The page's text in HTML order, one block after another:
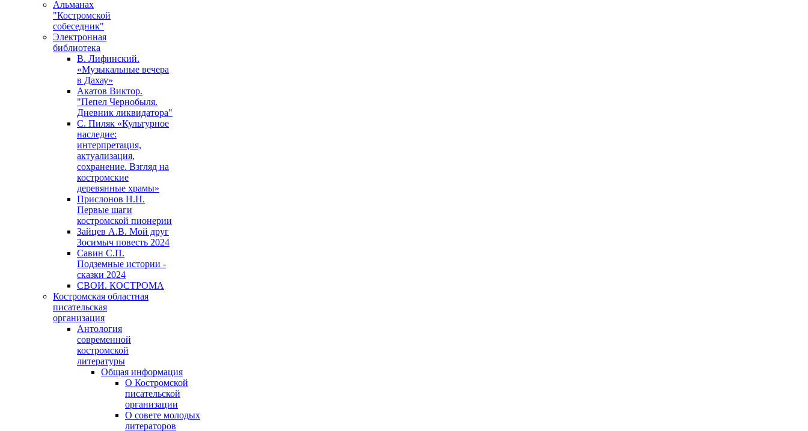
Альманах
"Костромской
собеседник"
Электронная
библиотека
В. Лифинский.
«Музыкальные вечера
в Дахау»
Акатов Виктор.
"Пепел Чернобыля.
Дневник ликвидатора"
С. Пиляк «Культурное
наследие:
интерпретация,
актуализация,
сохранение. Взгляд на
костромские
деревянные храмы»
Прислонов Н.Н.
Первые шаги
костромской пионерии
Зайцев А.В. Мой друг
Зосимыч повесть 2024
Савин С.П.
Подземные истории -
сказки 2024
СВОИ. КОСТРОМА
Костромская областная
писательская
организация
Антология
современной
костромской
литературы
Общая информация
О Костромской
писательской
организации
О совете молодых
литераторов